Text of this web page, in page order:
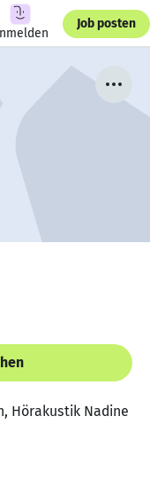
Job posten
Hörakustik Nadine